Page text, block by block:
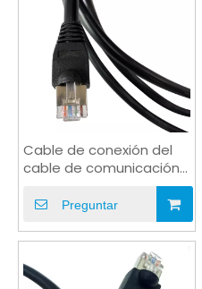
Cable de conexión del
cable de comunicación
de CAT5e UTP FTP para
redes
Preguntar